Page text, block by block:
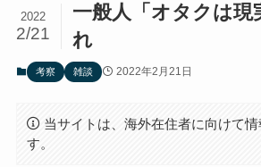
一般人「オタクは
れ
2022
2/21
考察 雑談 2022年2月21日
当サイトは、海外在住者に向けて
す。